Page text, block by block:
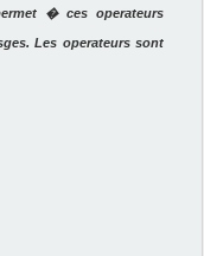
� ces operateurs
Les operateurs sont